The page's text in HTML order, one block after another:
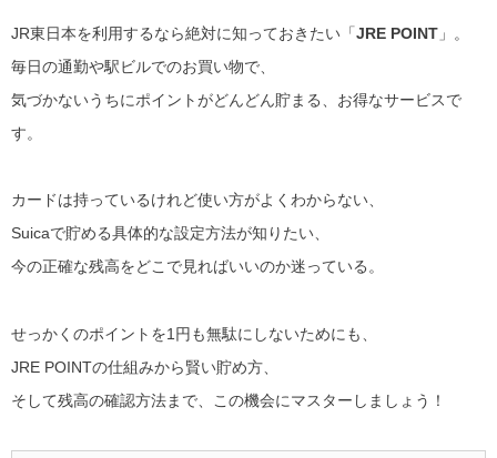
JR東日本を利用するなら絶対に知っておきたい「JRE POINT 」。
毎日の通勤や駅ビルでのお買い物で、
気づかないうちにポイントがどんどん貯まる、お得なサービスで
す。
カードは持っているけれど使い方がよくわからない、
Suicaで貯める具体的な設定方法が知りたい、
今の正確な残高をどこで見ればいいのか迷っている。
せっかくのポイントを1円も無駄にしないためにも、
JRE POINTの仕組みから賢い貯め方、
そして残高の確認方法まで、この機会にマスターしましょう！